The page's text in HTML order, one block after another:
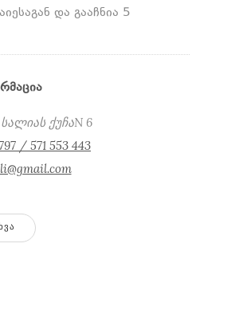
და გააჩნია 5
ქუჩაN 6
/ 571 553 443